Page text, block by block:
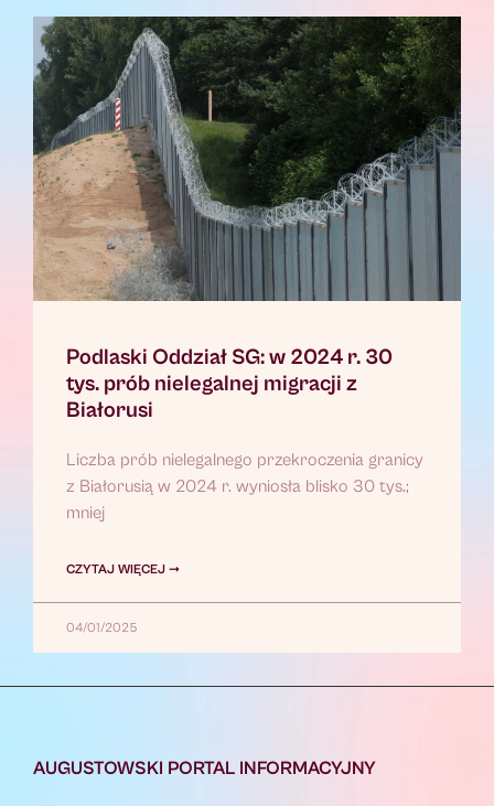
Podlaski Oddział SG: w 2024 r. 30
tys. prób nielegalnej migracji z
Białorusi
Liczba prób nielegalnego przekroczenia granicy
z Białorusią w 2024 r. wyniosła blisko 30 tys.;
mniej
CZYTAJ WIĘCEJ ➞
04/01/2025
AUGUSTOWSKI PORTAL INFORMACYJNY